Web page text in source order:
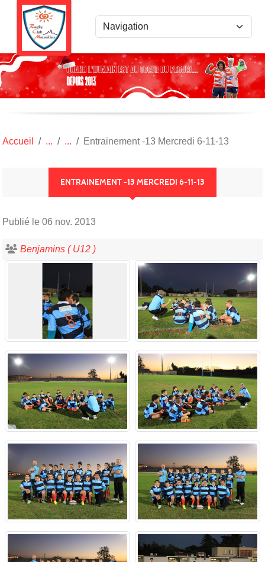
Accueil Entrainement -13 Mercredi 6-11-13
ENTRAINEMENT -13 MERCREDI 6-11-13
Publié le 06 nov. 2013
Benjamins ( U12 )
Panneau de gestion des cookies